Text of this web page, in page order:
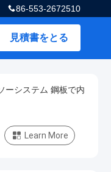
86-553-2672510
見積書をとる
ーシステム 鋼板で内
Learn More